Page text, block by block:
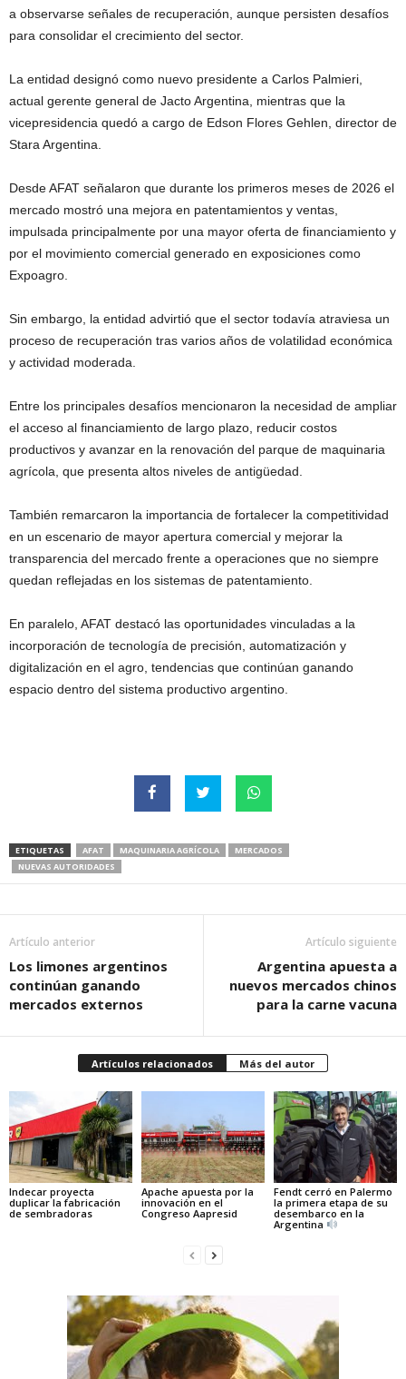
a observarse señales de recuperación, aunque persisten desafíos
para consolidar el crecimiento del sector.
La entidad designó como nuevo presidente a Carlos Palmieri,
actual gerente general de Jacto Argentina, mientras que la
vicepresidencia quedó a cargo de Edson Flores Gehlen, director de
Stara Argentina.
Desde AFAT señalaron que durante los primeros meses de 2026 el
mercado mostró una mejora en patentamientos y ventas,
impulsada principalmente por una mayor oferta de financiamiento y
por el movimiento comercial generado en exposiciones como
Expoagro.
Sin embargo, la entidad advirtió que el sector todavía atraviesa un
proceso de recuperación tras varios años de volatilidad económica
y actividad moderada.
Entre los principales desafíos mencionaron la necesidad de ampliar
el acceso al financiamiento de largo plazo, reducir costos
productivos y avanzar en la renovación del parque de maquinaria
agrícola, que presenta altos niveles de antigüedad.
También remarcaron la importancia de fortalecer la competitividad
en un escenario de mayor apertura comercial y mejorar la
transparencia del mercado frente a operaciones que no siempre
quedan reflejadas en los sistemas de patentamiento.
En paralelo, AFAT destacó las oportunidades vinculadas a la
incorporación de tecnología de precisión, automatización y
digitalización en el agro, tendencias que continúan ganando
espacio dentro del sistema productivo argentino.
ETIQUETAS AFAT MAQUINARIA AGRÍCOLA
MERCADOS
NUEVAS AUTORIDADES
Artículo anterior
Los limones argentinos
continúan ganando
mercados externos
Artículo siguiente
Argentina apuesta a
nuevos mercados chinos
para la carne vacuna
Artículos relacionados Más del autor
Indecar proyecta
duplicar la fabricación
de sembradoras
Apache apuesta por la
innovación en el
Congreso Aapresid
Fendt cerró en Palermo
la primera etapa de su
desembarco en la
Argentina